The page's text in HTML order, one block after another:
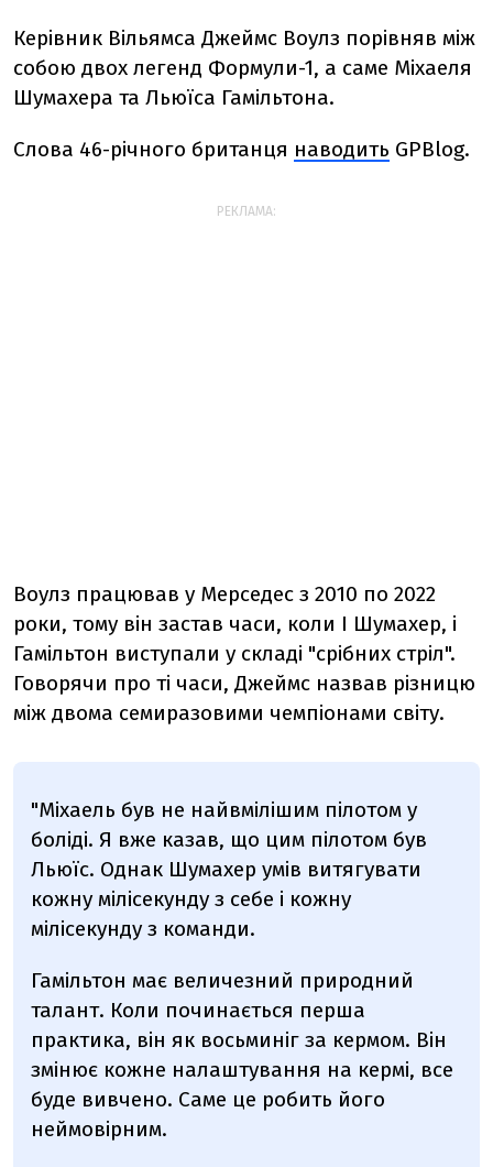
Керівник Вільямса Джеймс Воулз порівняв між
собою двох легенд Формули-1, а саме Міхаеля
Шумахера та Льюїса Гамільтона.
Слова 46-річного британця наводить GPBlog.
РЕКЛАМА:
Воулз працював у Мерседес з 2010 по 2022
роки, тому він застав часи, коли І Шумахер, і
Гамільтон виступали у складі "срібних стріл".
Говорячи про ті часи, Джеймс назвав різницю
між двома семиразовими чемпіонами світу.
"Міхаель був не найвмілішим пілотом у
боліді. Я вже казав, що цим пілотом був
Льюїс. Однак Шумахер умів витягувати
кожну мілісекунду з себе і кожну
мілісекунду з команди.
Гамільтон має величезний природний
талант. Коли починається перша
практика, він як восьминіг за кермом. Він
змінює кожне налаштування на кермі, все
буде вивчено. Саме це робить його
неймовірним.